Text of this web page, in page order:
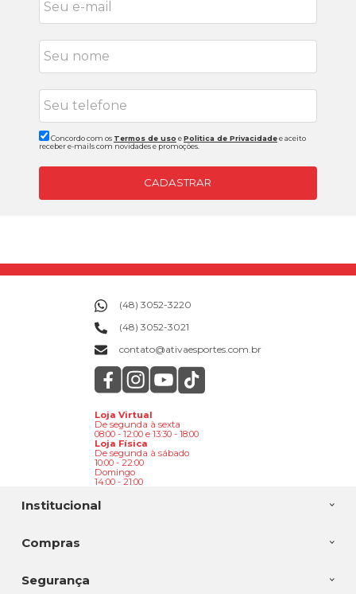
Concordo com os Termos de uso ePolitica de Privacidadee aceito
receber e-mails com novidades e promoções.
CADASTRAR
Institucional
Compras
(48) 3052-3220
(48) 3052-3021
contato@ativaesportes.com.br
Loja Virtual
De segunda à sexta
08:00 - 12:00 e 13:30 - 18:00
Loja Física
De segunda à sábado
10:00 - 22:00
Domingo
14:00 - 21:00
Segurança